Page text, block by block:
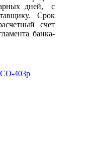
дней, с
Срок
счет
банка-